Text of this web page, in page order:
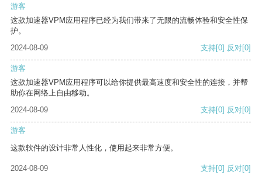
游客
这款加速器VPM应用程序已经为我们带来了无限的流畅体验和安全性保
护。
2024-08-09
支持[0] 反对[0]
游客
这款加速器VPM应用程序可以给你提供最高速度和安全性的连接，并帮
助你在网络上自由移动。
2024-08-09
支持[0] 反对[0]
游客
这款软件的设计非常人性化，使用起来非常方便。
2024-08-09 支持[0] 反对[0]